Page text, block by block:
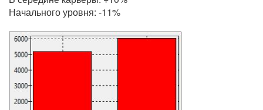
Начального уровня: -11%